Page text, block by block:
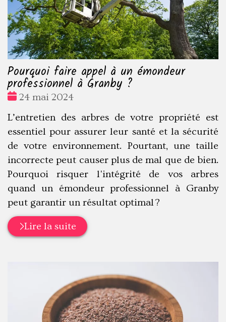
Pourquoi faire appel à un émondeur
professionnel à Granby ?
Date
24 mai 2024
L’entretien des arbres de votre propriété est
essentiel pour assurer leur santé et la sécurité
de votre environnement. Pourtant, une taille
incorrecte peut causer plus de mal que de bien.
Pourquoi risquer l'intégrité de vos arbres
quand un émondeur professionnel à Granby
peut garantir un résultat optimal ?
Lire la suite